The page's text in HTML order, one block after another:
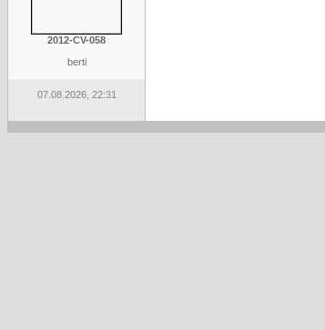
2012-CV-058
berti
07.08.2026, 22:31